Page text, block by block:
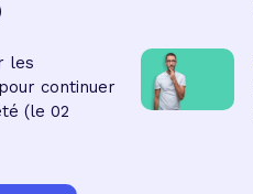
les
continuer
(le 02